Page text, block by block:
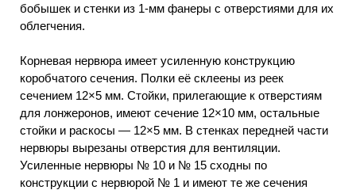
бобышек и стенки из 1-мм фанеры с отверстиями для их
облегчения.
Корневая нервюра имеет усиленную конструкцию
коробчатого сечения. Полки её склеены из реек
сечением 12×5 мм. Стойки, прилегающие к отверстиям
для лонжеронов, имеют сечение 12×10 мм, остальные
стойки и раскосы — 12×5 мм. В стенках передней части
нервюры вырезаны отверстия для вентиляции.
Усиленные нервюры № 10 и № 15 сходны по
конструкции с нервюрой № 1 и имеют те же сечения